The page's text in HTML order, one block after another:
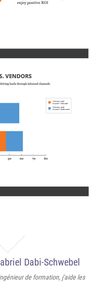
Dabi-Schwebel
de formation, j'aide les